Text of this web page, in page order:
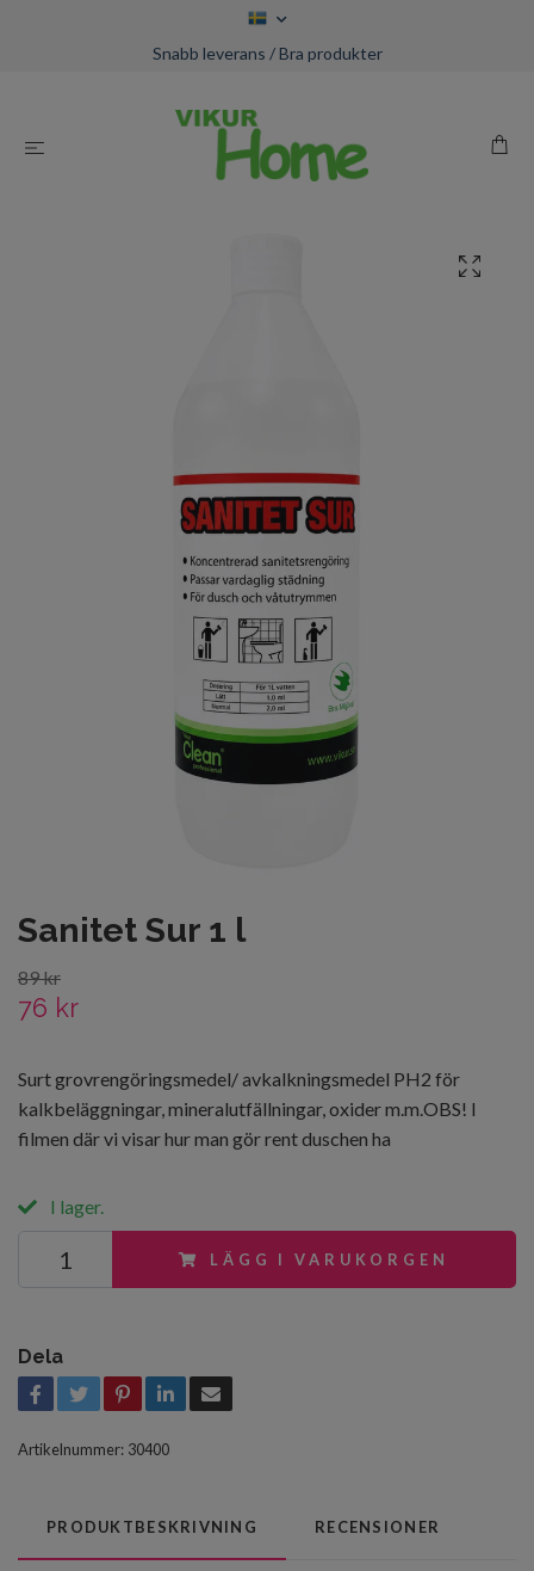
Snabb leverans / Bra produkter
Sanitet Sur 1 l
89 kr
76 kr
Surt grovrengöringsmedel/ avkalkningsmedel PH2 för
kalkbeläggningar, mineralutfällningar, oxider m.m.OBS! I
filmen där vi visar hur man gör rent duschen ha
I lager.
LÄGG I VARUKORGEN
Dela
Artikelnummer: 30400
PRODUKTBESKRIVNING RECENSIONER